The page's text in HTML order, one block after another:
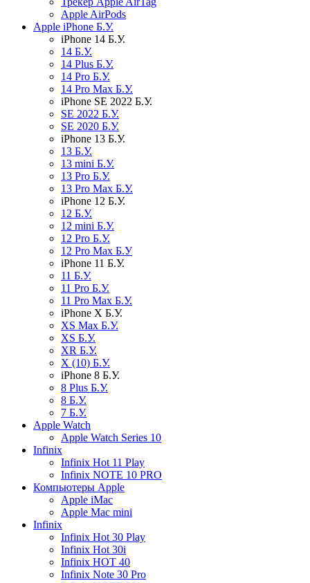
Apple AirPods
Apple iPhone Б.У.
iPhone 14 Б.У.
14 Б.У.
14 Plus Б.У.
14 Pro Б.У.
14 Pro Max Б.У.
iPhone SE 2022 Б.У.
SE 2022 Б.У.
SE 2020 Б.У.
iPhone 13 Б.У.
13 Б.У.
13 mini Б.У.
13 Pro Б.У.
13 Pro Max Б.У.
iPhone 12 Б.У.
12 Б.У.
12 mini Б.У.
12 Pro Б.У.
12 Pro Max Б.У
iPhone 11 Б.У.
11 Б.У.
11 Pro Б.У.
11 Pro Max Б.У.
iPhone X Б.У.
XS Max Б.У.
XS Б.У.
XR Б.У.
X (10) Б.У.
iPhone 8 Б.У.
8 Plus Б.У.
8 Б.У.
7 Б.У.
Apple Watch
Apple Watch Series 10
Infinix
Infinix Hot 11 Play
Infinix NOTE 10 PRO
Компьютеры Apple
Apple iMac
Apple Mac mini
Infinix
Infinix Hot 30 Play
Infinix Hot 30i
Infinix HOT 40
Infinix Note 30 Pro